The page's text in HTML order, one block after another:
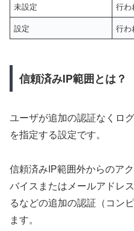
未設定
行わ
設定
行わ
信頼済みIP範囲とは？
ユーザが追加の認証なくロ
を指定する設定です。
信頼済みIP範囲外からのア
バイスまたはメールアドレ
るなどの追加の認証（コン
ます。